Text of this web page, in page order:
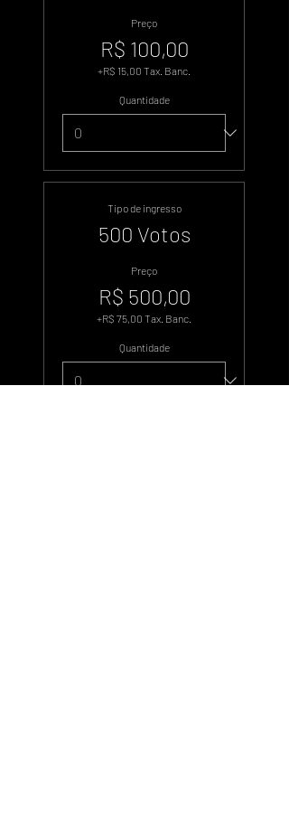
Preço
R$ 100,00
+R$ 15,00 Tax. Banc.
Quantidade
Tipo de ingresso
500 Votos
Preço
R$ 500,00
+R$ 75,00 Tax. Banc.
Quantidade